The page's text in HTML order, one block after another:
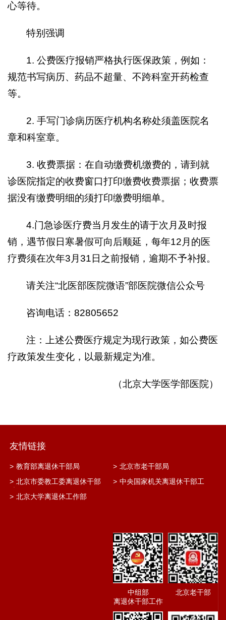
心等待。
特别强调
1. 公费医疗报销严格执行医保政策，例如：
规范书写病历、药品不超量、不跨科室开药检查
等。
2. 手写门诊病历医疗机构名称处须盖医院名
章和科室章。
3. 收费票据：在自动缴费机缴费的，请到就
诊医院指定的收费窗口打印缴费收费票据；收费票
据没有缴费明细的须打印缴费明细单。
4.门急诊医疗费当月发生的请于次月及时报
销，遇节假日寒暑假可向后顺延，每年12月的医
疗费须在次年3月31日之前报销，逾期不予补报。
请关注“北医部医院微语”部医院微信公众号
咨询电话：82805652
注：上述公费医疗规定为现行政策，如公费医
疗政策发生变化，以最新规定为准。
（北京大学医学部医院）
友情链接
> 教育部离退休干部局 > 北京市老干部局
> 北京市委教工委离退休干部
> 中央国家机关离退休干部工
> 北京大学离退休工作部
中组部
离退休干部工作
北京老干部